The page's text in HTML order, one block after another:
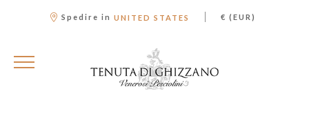
Spedire in UNITED STATES | € (EUR)